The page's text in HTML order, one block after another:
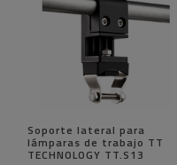
Soporte lateral para
lámparas de trabajo TT
TECHNOLOGY TT.S13